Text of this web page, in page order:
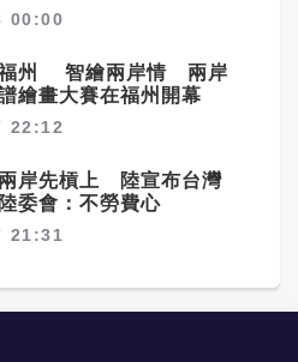
00:00
福州 智繪兩岸情 兩岸
繪畫大賽在福州開幕
22:12
岸先槓上 陸宣布台灣
委會：不勞費心
21:31